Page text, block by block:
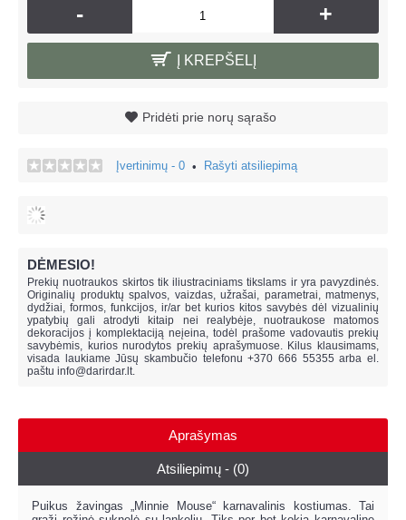
- +
Į KREPŠELĮ
Pridėti prie norų sąrašo
Įvertinimų - 0 • Rašyti atsiliepimą
DĖMESIO!
Prekių nuotraukos skirtos tik iliustraciniams tikslams ir yra pavyzdinės.
Originalių produktų spalvos, vaizdas, užrašai, parametrai, matmenys,
dydžiai, formos, funkcijos, ir/ar bet kurios kitos savybės dėl vizualinių
ypatybių gali atrodyti kitaip nei realybėje, nuotraukose matomos
dekoracijos į komplektaciją neįeina, todėl prašome vadovautis prekių
savybėmis, kurios nurodytos prekių aprašymuose. Kilus klausimams,
visada laukiame Jūsų skambučio telefonu +370 666 55355 arba el.
paštu info@darirdar.lt.
Aprašymas
Atsiliepimų - (0)
Puikus žavingas „Minnie Mouse“ karnavalinis kostiumas. Tai